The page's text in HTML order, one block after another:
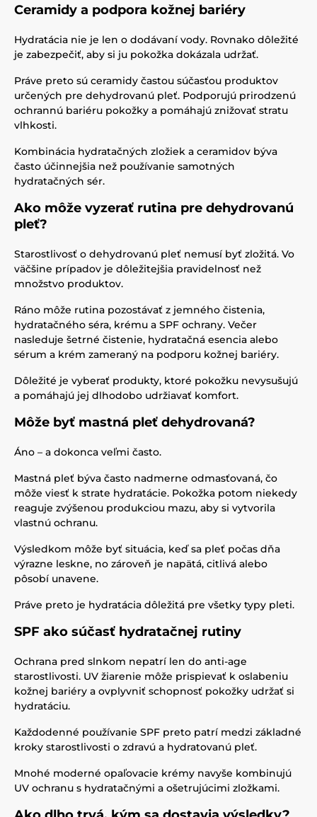
Ceramidy a podpora kožnej bariéry
Hydratácia nie je len o dodávaní vody. Rovnako dôležité
je zabezpečiť, aby si ju pokožka dokázala udržať.
Práve preto sú ceramidy častou súčasťou produktov
určených pre dehydrovanú pleť. Podporujú prirodzenú
ochrannú bariéru pokožky a pomáhajú znižovať stratu
vlhkosti.
Kombinácia hydratačných zložiek a ceramidov býva
často účinnejšia než používanie samotných
hydratačných sér.
Ako môže vyzerať rutina pre dehydrovanú
pleť?
Starostlivosť o dehydrovanú pleť nemusí byť zložitá. Vo
väčšine prípadov je dôležitejšia pravidelnosť než
množstvo produktov.
Ráno môže rutina pozostávať z jemného čistenia,
hydratačného séra, krému a SPF ochrany. Večer
nasleduje šetrné čistenie, hydratačná esencia alebo
sérum a krém zameraný na podporu kožnej bariéry.
Dôležité je vyberať produkty, ktoré pokožku nevysušujú
a pomáhajú jej dlhodobo udržiavať komfort.
Môže byť mastná pleť dehydrovaná?
Áno – a dokonca veľmi často.
Mastná pleť býva často nadmerne odmasťovaná, čo
môže viesť k strate hydratácie. Pokožka potom niekedy
reaguje zvýšenou produkciou mazu, aby si vytvorila
vlastnú ochranu.
Výsledkom môže byť situácia, keď sa pleť počas dňa
výrazne leskne, no zároveň je napätá, citlivá alebo
pôsobí unavene.
Práve preto je hydratácia dôležitá pre všetky typy pleti.
SPF ako súčasť hydratačnej rutiny
Ochrana pred slnkom nepatrí len do anti-age
starostlivosti. UV žiarenie môže prispievať k oslabeniu
kožnej bariéry a ovplyvniť schopnosť pokožky udržať si
hydratáciu.
Každodenné používanie SPF preto patrí medzi základné
kroky starostlivosti o zdravú a hydratovanú pleť.
Mnohé moderné opaľovacie krémy navyše kombinujú
UV ochranu s hydratačnými a ošetrujúcimi zložkami.